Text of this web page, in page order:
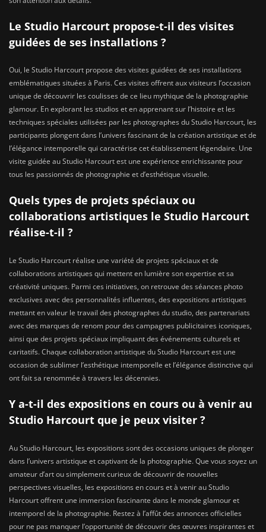
Le Studio Harcourt propose-t-il des visites
guidées de ses installations ?
Oui, le Studio Harcourt propose des visites guidées de ses installations
emblématiques situées à Paris. Ces visites offrent aux visiteurs l’occasion
unique de découvrir les coulisses de ce lieu mythique de la photographie
glamour. En explorant les studios et en apprenant sur l’histoire et les
techniques spéciales utilisées par les photographes du Studio Harcourt, les
participants plongent dans l’univers fascinant de la création artistique et de
l’élégance intemporelle qui caractérise cet établissement légendaire. Une
visite guidée au Studio Harcourt est une expérience enrichissante pour
tous les passionnés de photographie et d’esthétique visuelle.
Quels types de projets spéciaux ou
collaborations artistiques le Studio Harcourt
réalise-t-il ?
Le Studio Harcourt réalise une variété de projets spéciaux et de
collaborations artistiques qui mettent en lumière son expertise et sa
créativité uniques. Parmi ces initiatives, on retrouve des séances photo
exclusives avec des personnalités influentes, des expositions artistiques
mettant en valeur le travail des photographes du studio, des partenariats
avec des marques de renom pour des campagnes publicitaires iconiques,
ainsi que des projets spéciaux impliquant des événements culturels et
caritatifs. Chaque collaboration artistique du Studio Harcourt est une
occasion de sublimer l’esthétique intemporelle et l’élégance distinctive qui
ont fait sa renommée à travers les décennies.
Y a-t-il des expositions en cours ou à venir au
Studio Harcourt que je peux visiter ?
Au Studio Harcourt, les expositions sont des occasions uniques de plonger
dans l’univers artistique et captivant de la photographie. Que vous soyez un
amateur d’art ou simplement curieux de découvrir de nouvelles
perspectives visuelles, les expositions en cours et à venir au Studio
Harcourt offrent une immersion fascinante dans le monde glamour et
intemporel de la photographie. Restez à l’affût des annonces officielles
pour ne pas manquer l’opportunité de découvrir des œuvres inspirantes et